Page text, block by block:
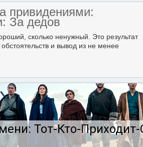
привидениями:
За дедов
сколько ненужный. Это результат
обстоятельств и вывод из не менее
Тот-Кто-